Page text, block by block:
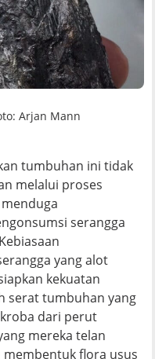
Arjan Mann
tumbuhan ini tidak
melalui proses
serangga
yang alot
kekuatan
serat tumbuhan yang
dari perut
mereka telan
flora usus